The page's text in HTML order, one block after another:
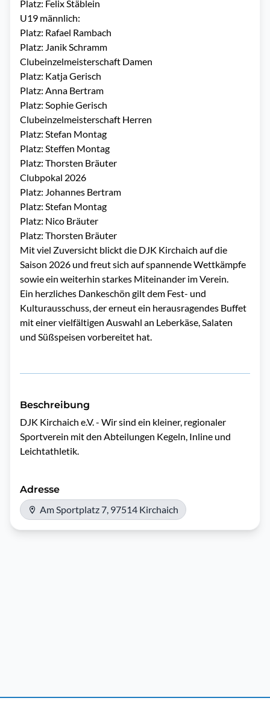
Platz: Felix Stäblein
U19 männlich:
Platz: Rafael Rambach
Platz: Janik Schramm
Clubeinzelmeisterschaft Damen
Platz: Katja Gerisch
Platz: Anna Bertram
Platz: Sophie Gerisch
Clubeinzelmeisterschaft Herren
Platz: Stefan Montag
Platz: Steffen Montag
Platz: Thorsten Bräuter
Clubpokal 2026
Platz: Johannes Bertram
Platz: Stefan Montag
Platz: Nico Bräuter
Platz: Thorsten Bräuter
Mit viel Zuversicht blickt die DJK Kirchaich auf die
Saison 2026 und freut sich auf spannende Wettkämpfe
sowie ein weiterhin starkes Miteinander im Verein.
Ein herzliches Dankeschön gilt dem Fest- und
Kulturausschuss, der erneut ein herausragendes Buffet
mit einer vielfältigen Auswahl an Leberkäse, Salaten
und Süßspeisen vorbereitet hat.
Beschreibung
DJK Kirchaich e.V. - Wir sind ein kleiner, regionaler
Sportverein mit den Abteilungen Kegeln, Inline und
Leichtathletik.
Adresse
Am Sportplatz 7, 97514 Kirchaich